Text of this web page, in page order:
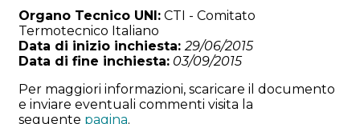
Organo Tecnico UNI: CTI - Comitato
Termotecnico Italiano
Data di inizio inchiesta: 29/06/2015
Data di fine inchiesta: 03/09/2015
Per maggiori informazioni, scaricare il documento
e inviare eventuali commenti visita la
seguente pagina.